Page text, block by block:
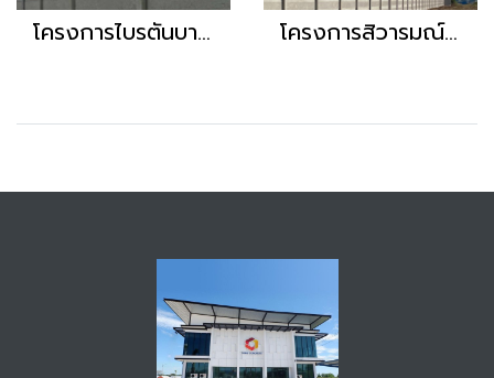
โครงการไบรตันบางปะกง โครงการสิวารมณ์ (ชลบุรี)